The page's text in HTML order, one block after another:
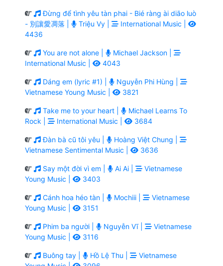
Đừng để tình yêu tàn phai - Bié ràng ài diāo luò
- 別讓愛凋落 |
Triệu Vy |
International Music |
4436
You are not alone |
Michael Jackson |
International Music |
4043
Dáng em (lyric #1) |
Nguyễn Phi Hùng |
Vietnamese Young Music |
3821
Take me to your heart |
Michael Learns To
Rock |
International Music | 3684
Đàn bà cũ tôi yêu |
Hoàng Việt Chung |
Vietnamese Sentimental Music |
3636
Say một đời vì em | Ai Ai |
Vietnamese
Young Music |
3403
Cánh hoa héo tàn | Mochiii |
Vietnamese
Young Music |
3151
Phim ba người | Nguyễn Vĩ |
Vietnamese
Young Music |
3116
Buông tay | Hồ Lệ Thu |
Vietnamese